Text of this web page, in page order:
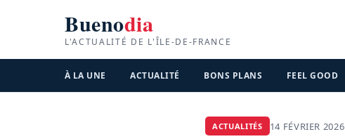
Buenodia
L'ACTUALITÉ DE L'ÎLE-DE-FRANCE
À LA UNE ACTUALITÉ BONS PLANS FEEL GOOD
ACTUALITÉS 14 FÉVRIER 2026